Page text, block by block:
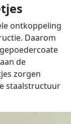
ontkoppeling
Daarom
de
zorgen
staalstructuur